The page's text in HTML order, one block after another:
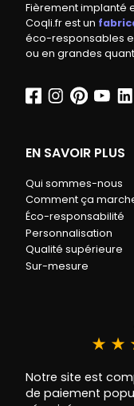
Fièrement implanté
Coqli.fr est un
éco-responsables
ou en grandes
EN SAVOIR PLUS
Qui sommes-nous
Comment ça
Éco-responsabilité
Personnalisation
Qualité supérieure
Sur-mesure
★ ★
Notre site est
de paiement